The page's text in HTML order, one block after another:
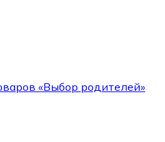
«Выбор родителей»